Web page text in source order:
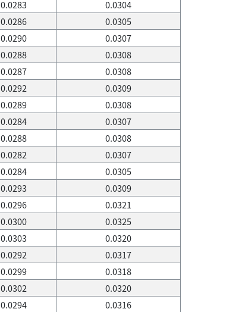
0.0283
0.0304
0.0286
0.0305
0.0290
0.0307
0.0288
0.0308
0.0287
0.0308
0.0292
0.0309
0.0289
0.0308
0.0284
0.0307
0.0288
0.0308
0.0282
0.0307
0.0284
0.0305
0.0293
0.0309
0.0296
0.0321
0.0300
0.0325
0.0303
0.0320
0.0292
0.0317
0.0299
0.0318
0.0302
0.0320
0.0294
0.0316